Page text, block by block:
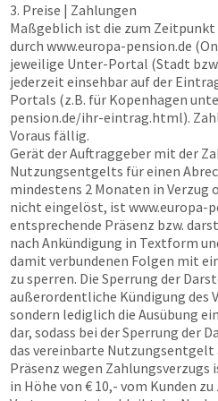
3. Preise | Zahlungen
Maßgeblich ist die zum
durch www.europa-pension.de
jeweilige Unter-Portal (Stadt
jederzeit einsehbar auf der
Portals (z.B. für Kopenhagen
pension.de/ihr-eintrag.html).
Voraus fällig.
Gerät der Auftraggeber mit der
Nutzungsentgelts für einen
mindestens 2 Monaten in Verzug
nicht eingelöst, ist www.europa-
entsprechende Präsenz bzw.
nach Ankündigung in Textform
damit verbundenen Folgen mit
zu sperren. Die Sperrung der
außerordentliche Kündigung des
sondern lediglich die Ausübung
dar, sodass bei der Sperrung der
das vereinbarte Nutzungsentgelt
Präsenz wegen
in Höhe von € 10,- vom Kunden